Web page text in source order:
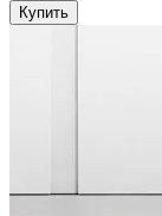
Купить